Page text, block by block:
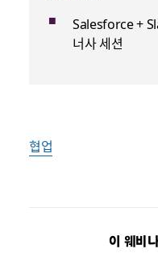
Salesforce +
너사 세션
협업
이 웨비